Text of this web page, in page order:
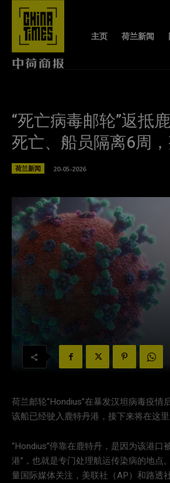
主页 荷兰新闻
“死亡病毒邮轮”返抵
死亡、船员隔离6周
荷兰新闻 20-05-2026
荷兰邮轮“Hondius”在暴发汉坦病毒疫情
该船已经驶入鹿特丹港，接下来将在这里
“Hondius”停靠在鹿特丹，是因为该港口
港”，也就是专门处理航运传染病的地点
量国际媒体关注，美联社（AP）和路透